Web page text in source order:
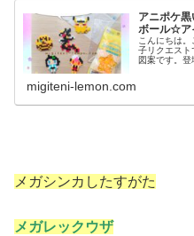
アニポケ
ボール☆ア
こんにちは
子リクエスト
図案です。
migiteni-lemon.com
メガシンカしたすがた
メガレックウザ